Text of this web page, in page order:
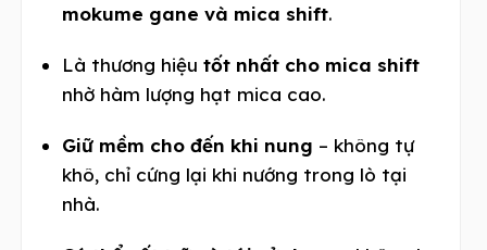
mokume gane và mica shift.
Là thương hiệutốt nhất cho mica shift
nhờ hàm lượng hạt mica cao.
Giữ mềm cho đến khi nung – không tự
khô, chỉ cứng lại khi nướng trong lò tại
nhà.